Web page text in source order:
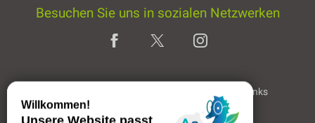
Besuchen Sie uns in sozialen Netzwerken
Partner & Links